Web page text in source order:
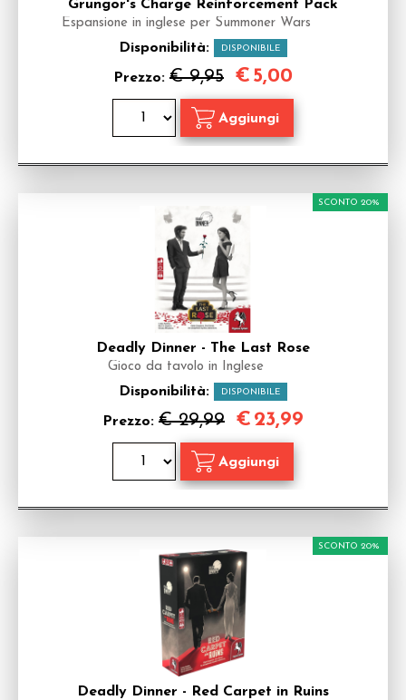
Grungor's Charge Reinforcement Pack
Espansione in inglese per Summoner Wars
Disponibilità: DISPONIBILE
Prezzo: € 9,95 € 5,00
Deadly Dinner - The Last Rose
Gioco da tavolo in Inglese
Disponibilità: DISPONIBILE
Prezzo: € 29,99
SCONTO 20%
€ 23,99
Deadly Dinner - Red Carpet in Ruins
SCONTO 20%